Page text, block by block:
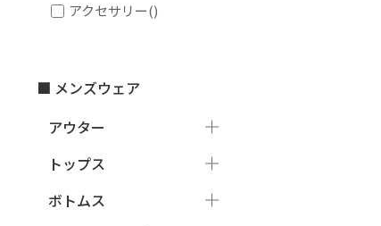
アクセサリー()
■ メンズウェア
アウター
トップス
ボトムス